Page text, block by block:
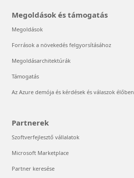
Megoldások és támogatás
Megoldások
Források a növekedés felgyorsításához
Megoldásarchitektúrák
Támogatás
Az Azure demója és kérdések és válaszok élőben
Partnerek
Szoftverfejlesztő vállalatok
Microsoft Marketplace
Partner keresése